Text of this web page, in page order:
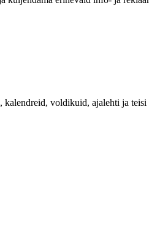
kalendreid, voldikuid, ajalehti ja